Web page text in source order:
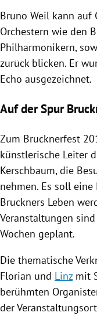
Bruno Weil kann auf
Orchestern wie den
Philharmonikern,
zurück blicken. Er
Echo ausgezeichnet.
Auf der Spur
Zum Brucknerfest
künstlerische Leiter
Kerschbaum, die
nehmen. Es soll
Bruckners Leben
Veranstaltungen
Wochen geplant.
Die thematische
Florian und Linzmit
berühmten
der